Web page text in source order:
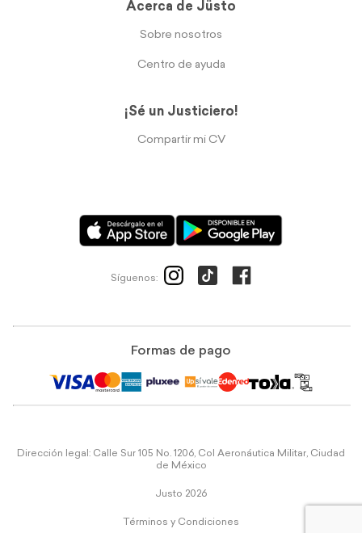
Acerca de Jüsto
Sobre nosotros
Centro de ayuda
¡Sé un Justiciero!
Compartir mi CV
Síguenos:
Formas de pago
Dirección legal: Calle Sur 105 No. 1206, Col Aeronáutica Militar, Ciudad
de México
Justo 2026
Términos y Condiciones